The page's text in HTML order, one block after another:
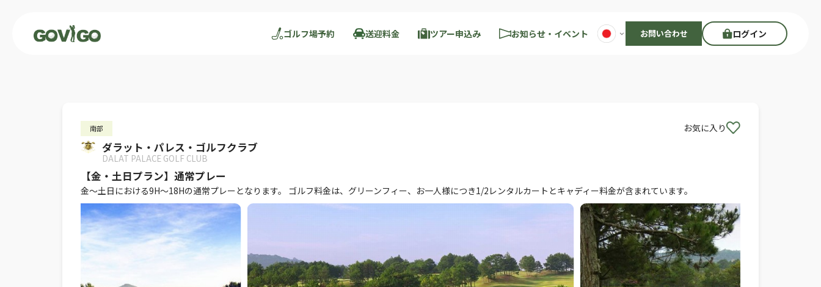
ゴルフ場予約 送迎料金 ツアー申込み お知らせ・イベント お問い合わせ ログイン
南部 お気に入り
ダラット・パレス・ゴルフクラブ
DALAT PALACE GOLF CLUB
【金・土日プラン】通常プレー
金～土日における9H～18Hの通常プレーとなります。 ゴルフ料金は、グリーンフィー、お一人様につき1/2レンタルカートとキャディー料金が含まれています。